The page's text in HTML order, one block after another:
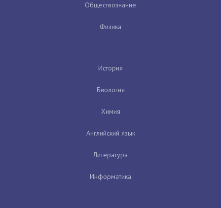
Обществознание
Физика
История
Биология
Химия
Английский язык
Литература
Информатика